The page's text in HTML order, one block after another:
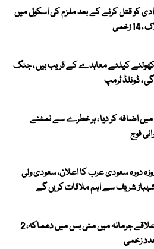
دادی کو قتل کرنے کے بعد ملزم کی اسکول میں
کھولنے کیلئے معاہدے کے قریب ہیں ، جنگ
، ڈونلڈ ٹرمپ
اضافہ کر دیا ، ہر خطرے سے نمٹنے
فوج
دورہ سعودی عرب کا اعلان، سعودی ولی
شہباز شریف سے اہم ملاقات کریں گے
دمشق کے نواحی علاقے جرمانہ میں منی بس میں دھماکہ، 2
زخمی